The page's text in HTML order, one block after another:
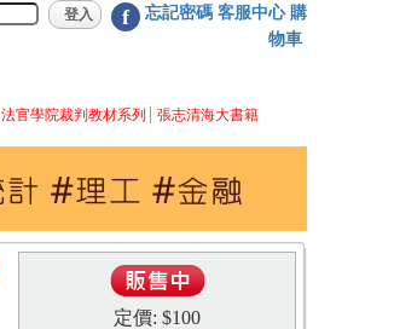
f 忘記密碼 客服中心 購
物車
法官學院裁判教材系列 張志清海大書籍
定價: $100